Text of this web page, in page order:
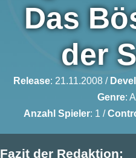
Das
der
Release: 21.11.2008 /
Genre:
Anzahl Spieler: 1 /
Fazit der Redaktion: